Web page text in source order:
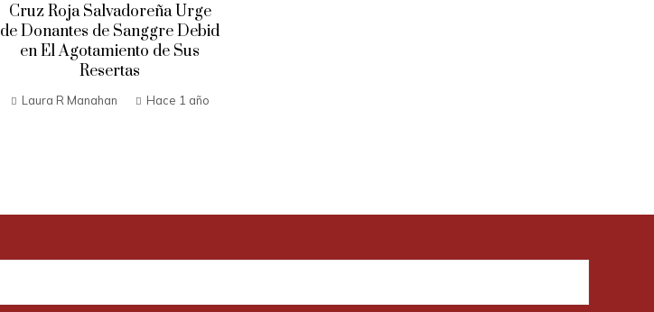
Cruz Roja Salvadoreña Urge
de Donantes de Sanggre Debid
en El Agotamiento de Sus
Resertas
Laura R Manahan Hace 1 año